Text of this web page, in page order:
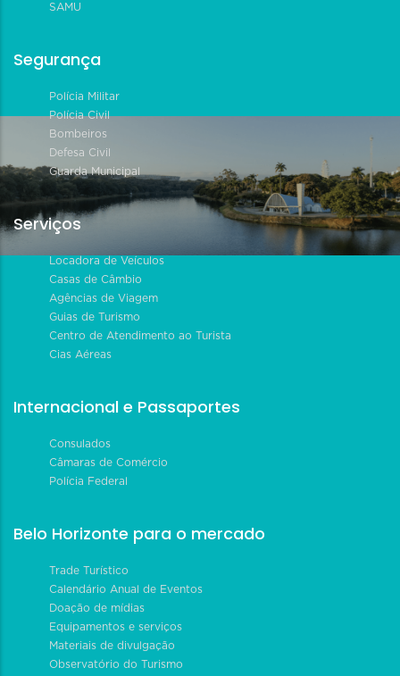
SAMU
Segurança
Polícia Militar
Polícia Civil
Bombeiros
Defesa Civil
Guarda Municipal
Serviços
Locadora de Veículos
Casas de Câmbio
Agências de Viagem
Guias de Turismo
Centro de Atendimento ao Turista
Cias Aéreas
Internacional e Passaportes
Consulados
Câmaras de Comércio
Polícia Federal
Belo Horizonte para o mercado
Trade Turístico
Calendário Anual de Eventos
Doação de mídias
Equipamentos e serviços
Materiais de divulgação
Observatório do Turismo